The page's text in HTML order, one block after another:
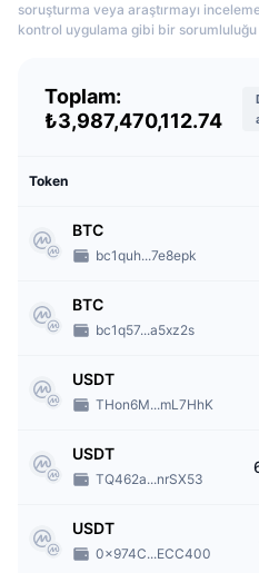
Spot alım satım işlemlerine ek olarak,
alım satım seçenekleri var. Hotcoin
Toplam:
₺3,987,470,112.74
Token
BTC
bc1quh...7e8epk
BTC
bc1q57...a5xz2s
USDT
THon6M...mL7HhK
USDT
TQ462a...nrSX53
USDT
0x974C...ECC400
soruşturma veya araştırmayı
kontrol uygulama gibi bir